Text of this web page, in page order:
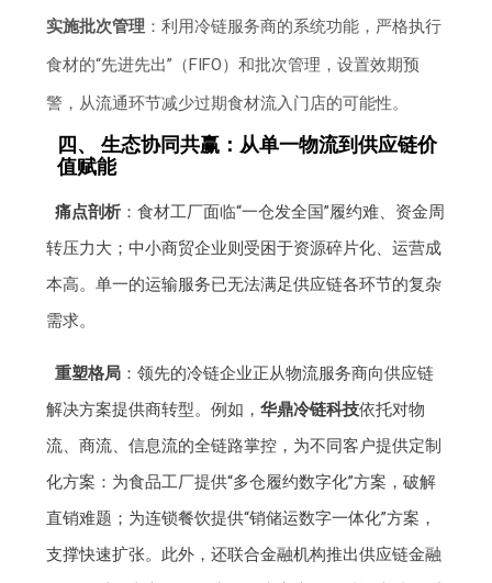
实施批次管理 ：利用冷链服务商的系统功能，严格执行
食材的“先进先出”（FIFO）和批次管理，设置效期预
警，从流通环节减少过期食材流入门店的可能性。
四、 生态协同共赢：从单一物流到供应链价
值赋能
痛点剖析：食材工厂面临“一仓发全国”履约难、资金周
转压力大；中小商贸企业则受困于资源碎片化、运营成
本高。单一的运输服务已无法满足供应链各环节的复杂
需求。
重塑格局：领先的冷链企业正从物流服务商向供应链
解决方案提供商转型。例如，华鼎冷链科技依托对物
流、商流、信息流的全链路掌控，为不同客户提供定制
化方案：为食品工厂提供“多仓履约数字化”方案，破解
直销难题；为连锁餐饮提供“销储运数字一体化”方案，
支撑快速扩张。此外，还联合金融机构推出供应链金融